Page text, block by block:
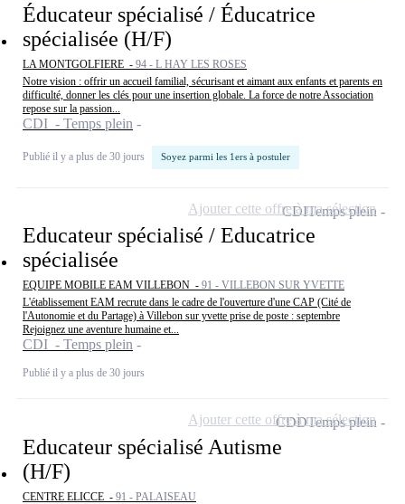
Éducateur spécialisé / Éducatrice
spécialisée (H/F)
LA MONTGOLFIERE - 94 - L HAY LES ROSES
Notre vision : offrir un accueil familial, sécurisant et aimant aux enfants et parents en
difficulté, donner les clés pour une insertion globale. La force de notre Association
repose sur la passion...
CDI - Temps plein
Publié il y a plus de 30 jours Soyez parmi les 1ers à postuler
Educateur spécialisé / Educatrice
spécialisée
EQUIPE MOBILE EAM VILLEBON - 91 - VILLEBON SUR YVETTE
L'établissement EAM recrute dans le cadre de l'ouverture d'une CAP (Cité de
l'Autonomie et du Partage) à Villebon sur yvette prise de poste : septembre
Rejoignez une aventure humaine et...
CDI - Temps plein
Publié il y a plus de 30 jours
CDITemps plein
Ajouter cette offre à ma sélection
Educateur spécialisé Autisme
(H/F)
CENTRE ELICCE - 91 - PALAISEAU
CDDTemps plein
Ajouter cette offre à ma sélection